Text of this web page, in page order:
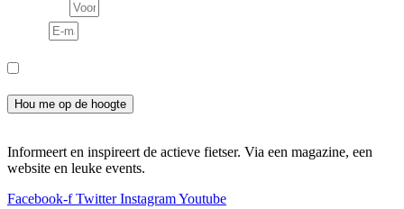
Hou me op de hoogte
Informeert en inspireert de actieve fietser. Via een magazine, een
website en leuke events.
Facebook-f Twitter InstagramYoutube